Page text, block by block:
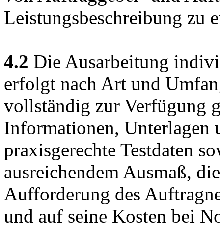
Leistungsbeschreibung zu
4.2 Die Ausarbeitung
erfolgt nach Art und
vollständig zur Verfügung
Informationen, Unterlagen
praxisgerechte Testdaten
ausreichendem Ausmaß,
Aufforderung des
und auf seine Kosten bei